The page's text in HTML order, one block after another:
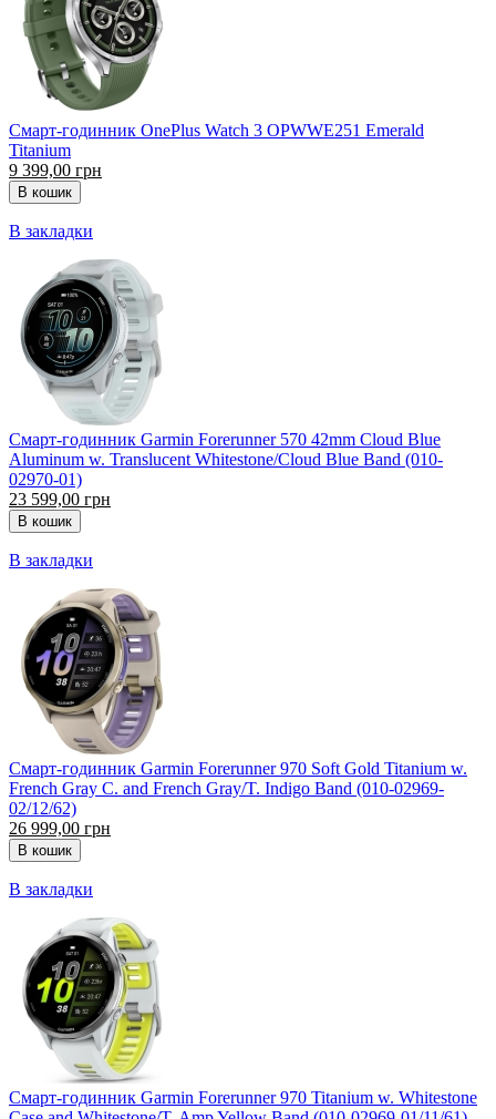
Смарт-годинник OnePlus Watch 3 OPWWE251 Emerald
Titanium
9 399,00 грн
В закладки
Смарт-годинник Garmin Forerunner 570 42mm Cloud Blue
Aluminum w. Translucent Whitestone/Cloud Blue Band (010-
02970-01)
23 599,00 грн
В закладки
Смарт-годинник Garmin Forerunner 970 Soft Gold Titanium w.
French Gray C. and French Gray/T. Indigo Band (010-02969-
02/12/62)
26 999,00 грн
В закладки
Смарт-годинник Garmin Forerunner 970 Titanium w. Whitestone